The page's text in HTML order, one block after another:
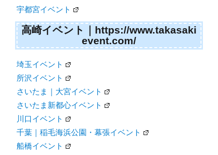
宇都宮イベント
高崎イベント｜https://www.takasaki
event.com/
埼玉イベント
所沢イベント
さいたま｜大宮イベント
さいたま新都心イベント
川口イベント
千葉｜稲毛海浜公園・幕張イベント
船橋イベント